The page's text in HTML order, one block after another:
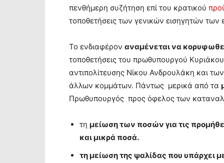
πενθήμερη συζήτηση επί του κρατικού
τοποθετήσεις των γενικών εισηγητών
Το ενδιαφέρον αναμένεται να
τοποθετήσεις του πρωθυπουργού
αντιπολίτευσης Νίκου Ανδρουλάκη και
άλλων κομμάτων. Πάντως μερικά από τα
Πρωθυπουργός προς όφελος των
τη μείωση των ποσών για τις
και μικρά ποσά.
τη μείωση της ψαλίδας που υπάρχει